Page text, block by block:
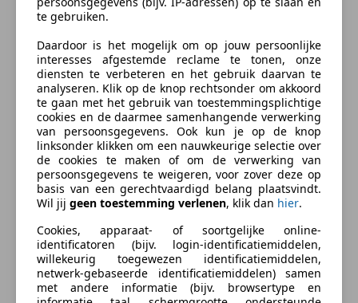
CD
Veiligheid en beveiliging
ABS
Airbag bestuurder
Airbag passagier
Alarm
Centrale vergrendeling
Startonderbreker
Stuurbekrachtiging
Zij-airbags
Beschrijving
UNIEK! Tegenwoordig een bekende term;
fabrieksnieuw, en dat is precies wat deze Polo is, een
nieuwe auto alsof die zo uit de fabriek komt.
Nagenoeg ongebruikte VW Polo 1.4 Comfortline
automaat uit 2003 met een ongelofelijke en originele
kilometerstand van 370km, driehonderdzeventig!
Origineel Nederlandse Polo welke door toenmalig VW
enige eigenaar, na slechts 370km te hebben gereden
is de auto na enkele weken in een verwarmde garage
gezet en daarna nooit meer gebruikt! De Polo is nooit
APK gekeurd, nooit geserviced, nog voorzien van de
meer
te gebruiken.
Daardoor is het mogelijk om op jouw persoonlijke
interesses afgestemde reclame te tonen, onze
diensten te verbeteren en het gebruik daarvan te
analyseren. Klik op de knop rechtsonder om akkoord
te gaan met het gebruik van toestemmingsplichtige
cookies en de daarmee samenhangende verwerking
van persoonsgegevens. Ook kun je op de knop
linksonder klikken om een nauwkeurige selectie over
de cookies te maken of om de verwerking van
persoonsgegevens te weigeren, voor zover deze op
basis van een gerechtvaardigd belang plaatsvindt.
Wil jij geen toestemming verlenen, klik dan hier.
Cookies, apparaat- of soortgelijke online-
identificatoren (bijv. login-identificatiemiddelen,
willekeurig toegewezen identificatiemiddelen,
netwerk-gebaseerde identificatiemiddelen) samen
met andere informatie (bijv. browsertype en